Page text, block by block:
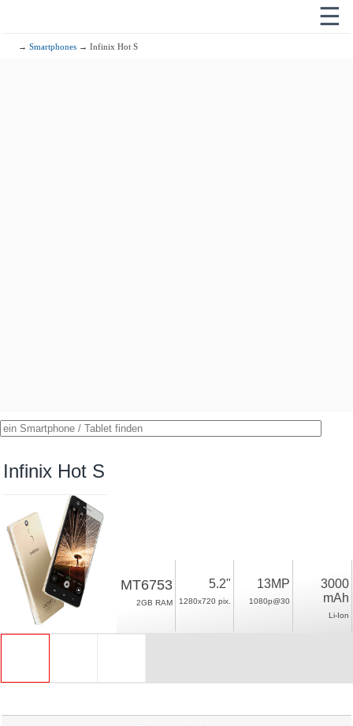
☰
→Smartphones → Infinix Hot S
Infinix Hot S
MT6753
2GB RAM
5.2"
1280x720 pix.
13MP
1080p@30
3000
mAh
Li-Ion